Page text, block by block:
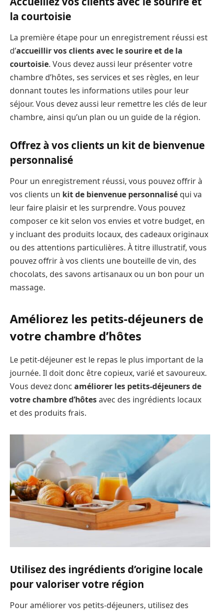
la courtoisie
La première étape pour un enregistrement réussi est
d’accueillir vos clients avec le sourire et de la
courtoisie. Vous devez aussi leur présenter votre
chambre d’hôtes, ses services et ses règles, en leur
donnant toutes les informations utiles pour leur
séjour. Vous devez aussi leur remettre les clés de leur
chambre, ainsi qu’un plan ou un guide de la région.
Offrez à vos clients un kit de bienvenue
personnalisé
Pour un enregistrement réussi, vous pouvez offrir à
vos clients un kit de bienvenue personnalisé qui va
leur faire plaisir et les surprendre. Vous pouvez
composer ce kit selon vos envies et votre budget, en
y incluant des produits locaux, des cadeaux originaux
ou des attentions particulières. À titre illustratif, vous
pouvez offrir à vos clients une bouteille de vin, des
chocolats, des savons artisanaux ou un bon pour un
massage.
Améliorez les petits-déjeuners de
votre chambre d’hôtes
Le petit-déjeuner est le repas le plus important de la
journée. Il doit donc être copieux, varié et savoureux.
Vous devez donc améliorer les petits-déjeuners de
votre chambre d’hôtesavec des ingrédients locaux
et des produits frais.
Utilisez des ingrédients d’origine locale
pour valoriser votre région
Pour améliorer vos petits-déjeuners, utilisez des